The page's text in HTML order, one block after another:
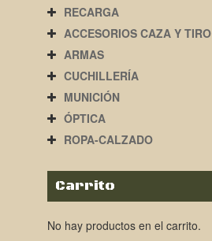
RECARGA
ACCESORIOS CAZA Y TIRO
ARMAS
CUCHILLERÍA
MUNICIÓN
ÓPTICA
ROPA-CALZADO
Carrito
No hay productos en el carrito.